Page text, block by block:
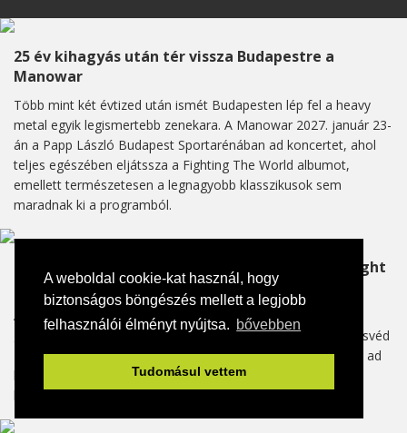
A weboldal cookie-kat használ, hogy
biztonságos böngészés mellett a legjobb
felhasználói élményt nyújtsa. bővebben
Tudomásul vettem
25 év kihagyás után tér vissza Budapestre a
Manowar
Több mint két évtized után ismét Budapesten lép fel a heavy
metal egyik legismertebb zenekara. A Manowar 2027. január 23-
án a Papp László Budapest Sportarénában ad koncertet, ahol
teljes egészében eljátssza a Fighting The World albumot,
emellett természetesen a legnagyobb klasszikusok sem
maradnak ki a programból.
Több mint 160 millió letöltésnál jár a Save Tonight
– most élőben hallhatjuk Budapesten
A sláger mögött megszámlálhatatlan rádiós lejátszás és
generációkon átívelő ismertség áll. És persze egy előadó, a svéd
Eagle-Eye Cherry, aki november 23-án az Akvárium Klubban ad
koncertet, ahol a világsláger mellett pályafutásának
legfontosabb dalai is felcsendülnek.